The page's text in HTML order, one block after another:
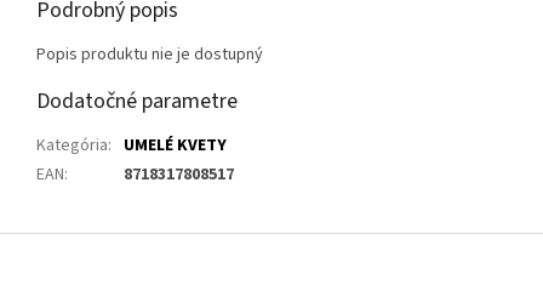
Podrobný popis
Popis produktu nie je dostupný
Dodatočné parametre
Kategória: UMELÉ KVETY
EAN: 8718317808517
Z